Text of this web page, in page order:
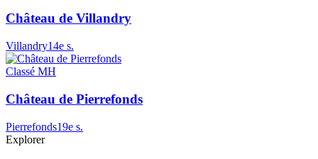
Château de Villandry
Villandry14e s.
Classé MH
Château de Pierrefonds
Pierrefonds19e s.
Explorer